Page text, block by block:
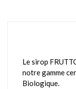
Le sirop
notre gamme
Biologique.